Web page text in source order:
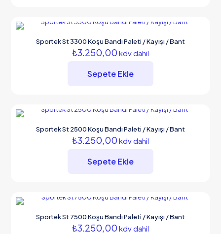
Sportek St 3300 Koşu Bandı Paleti / Kayışı / Bant
₺3.250,00 kdv dahil
Sepete Ekle
Sportek St 2500 Koşu Bandı Paleti / Kayışı / Bant
₺3.250,00 kdv dahil
Sepete Ekle
Sportek St 7500 Koşu Bandı Paleti / Kayışı / Bant
₺3.250,00 kdv dahil